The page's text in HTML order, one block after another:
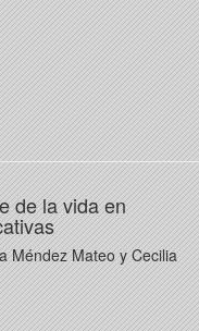
de la vida en
Méndez Mateo y Cecilia